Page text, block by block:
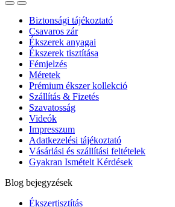
Biztonsági tájékoztató
Csavaros zár
Ékszerek anyagai
Ékszerek tisztítása
Fémjelzés
Méretek
Prémium ékszer kollekció
Szállítás & Fizetés
Szavatosság
Videók
Impresszum
Adatkezelési tájékoztató
Vásárlási és szállítási feltételek
Gyakran Ismételt Kérdések
Blog bejegyzések
Ékszertisztítás